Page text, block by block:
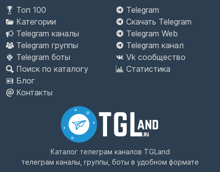
Топ 100
Категории
Telegram каналы
Telegram группы
Telegram боты
Поиск по каталогу
Блог
Контакты
Telegram
Скачать Telegram
Telegram Web
Telegram канал
Vk сообщество
Статистика
Каталог телеграм каналов TGLand
телеграм каналы, группы, боты в удобном формате